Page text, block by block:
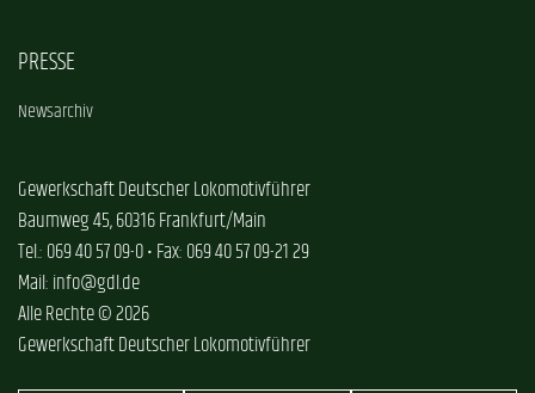
PRESSE
Newsarchiv
Gewerkschaft Deutscher Lokomotivführer
Baumweg 45, 60316 Frankfurt/Main
Tel.: 069 40 57 09-0 • Fax: 069 40 57 09-21 29
Mail: info@gdl.de
Alle Rechte © 2026
Gewerkschaft Deutscher Lokomotivführer